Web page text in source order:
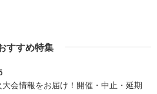
すすめ特集
会情報をお届け！開催・中止・延期